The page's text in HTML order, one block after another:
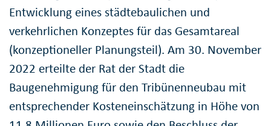
Entwicklung eines städtebaulichen und
verkehrlichen Konzeptes für das Gesamtareal
(konzeptioneller Planungsteil). Am 30. November
2022 erteilte der Rat der Stadt die
Baugenehmigung für den Tribünenneubau mit
entsprechender Kosteneinschätzung in Höhe von